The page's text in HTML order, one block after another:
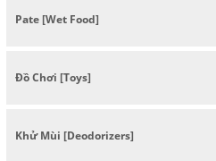
Pate [Wet Food]
Đồ Chơi [Toys]
Khử Mùi [Deodorizers]